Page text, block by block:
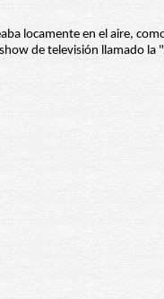
locamente en el aire,
de televisión llamado